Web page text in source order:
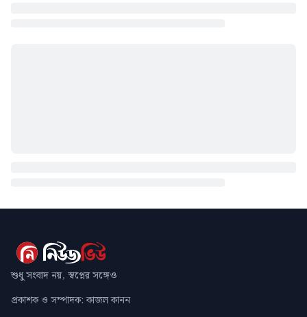
শুধু সংবাদ নয়, স্বপ্নের সঙ্গেও
প্রকাশক ও সম্পাদক: কাজল কানন